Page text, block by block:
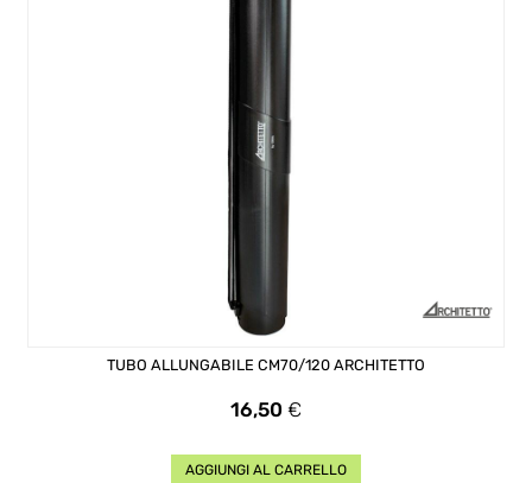
TUBO ALLUNGABILE CM70/120 ARCHITETTO
Prezzo
16,50 €
AGGIUNGI AL CARRELLO